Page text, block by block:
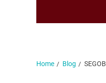
Home Blog SEGOB